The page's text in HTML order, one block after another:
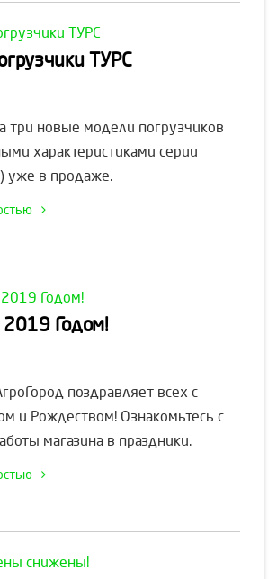
ТУРС
три новые модели погрузчиков
характеристиками серии
уже в продаже.
Годом!
поздравляет всех с
и Рождеством! Ознакомьтесь с
магазина в праздники.